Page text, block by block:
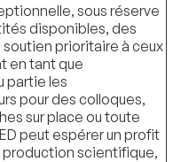
sous réserve
disponibles, des
soutien prioritaire à ceux
en tant que
partie les
pour des colloques,
sur place ou toute
peut espérer un profit
scientifique,